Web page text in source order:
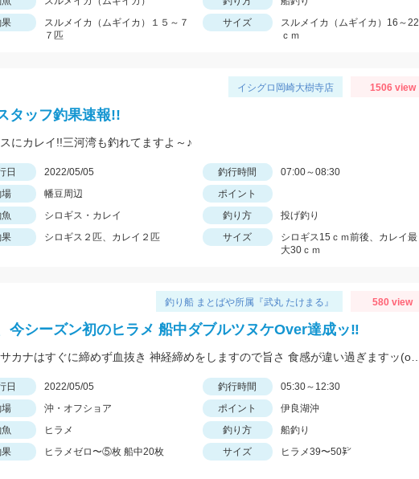
スルメイカ（ムギイカ）１５～７
７匹
サイズ
スルメイカ（ムギイカ）16～22
ｃｍ
イシグロ岡崎大樹寺店 1506 view
タッフ釣果速報!!
にカレイ!!三河湾も釣れてますよ～♪
日 2022/05/05 釣行時間
07:00～08:30
幡豆周辺
ポイント
シロギス・カレイ 釣り方
投げ釣り
シロギス２匹、カレイ２匹 サイズ
シロギス15ｃｍ前後、カレイ最
大30ｃｍ
釣り船 まとばや所属『武丸 たけまる』 580 view
今シーズン初のヒラメ 船中ダブルツヌケOver達成ッ‼︎
日 2022/05/05 釣行時間
05:30～12:30
沖・オフショア ポイント
伊良湖沖
ヒラメ 釣り方
船釣り
ヒラメゼロ〜⑤枚 船中20枚 サイズ ヒラメ39〜50㌢